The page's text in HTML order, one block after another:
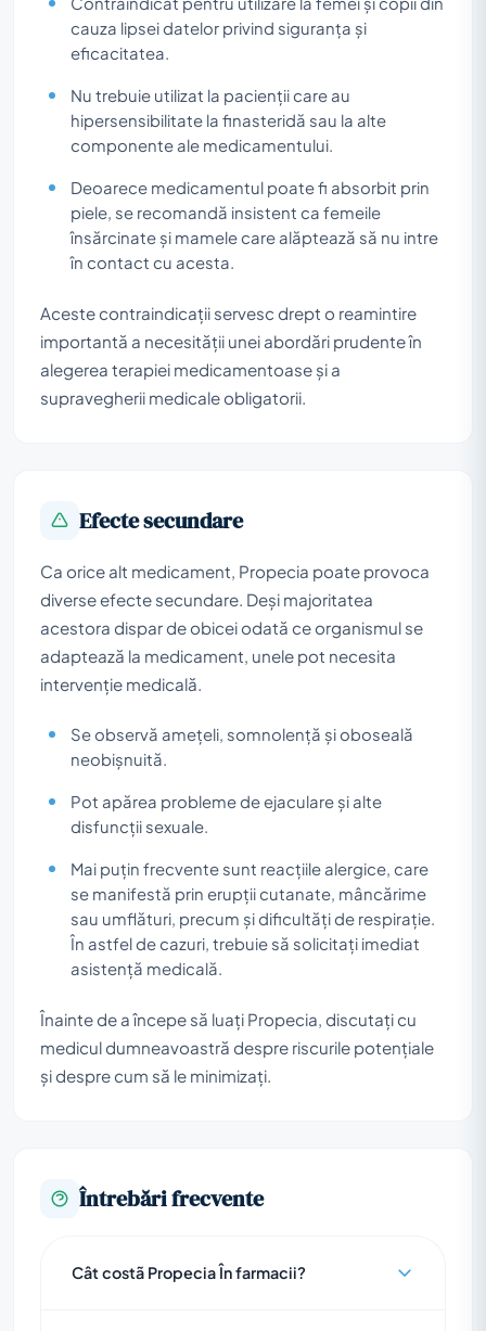
cauza lipsei datelor privind siguranța și
eficacitatea.
Nu trebuie utilizat la pacienții care au
hipersensibilitate la finasteridă sau la alte
componente ale medicamentului.
Deoarece medicamentul poate fi absorbit prin
piele, se recomandă insistent ca femeile
însărcinate și mamele care alăptează să nu intre
în contact cu acesta.
Aceste contraindicații servesc drept o reamintire
importantă a necesității unei abordări prudente în
alegerea terapiei medicamentoase și a
supravegherii medicale obligatorii.
Efecte secundare
Ca orice alt medicament, Propecia poate provoca
diverse efecte secundare. Deși majoritatea
acestora dispar de obicei odată ce organismul se
adaptează la medicament, unele pot necesita
intervenție medicală.
Se observă amețeli, somnolență și oboseală
neobișnuită.
Pot apărea probleme de ejaculare și alte
disfuncții sexuale.
Mai puțin frecvente sunt reacțiile alergice, care
se manifestă prin erupții cutanate, mâncărime
sau umflături, precum și dificultăți de respirație.
În astfel de cazuri, trebuie să solicitați imediat
asistență medicală.
Înainte de a începe să luați Propecia, discutați cu
medicul dumneavoastră despre riscurile potențiale
și despre cum să le minimizați.
Întrebări frecvente
Cât costã Propecia În farmacii?